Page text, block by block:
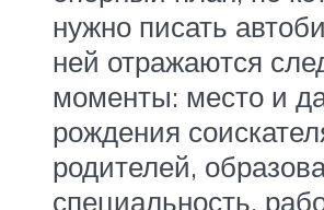
нужно писать
ней отражаются
моменты: место и
рождения
родителей,
специальность,